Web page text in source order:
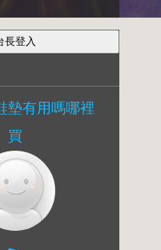
墊有用嗎哪裡
買